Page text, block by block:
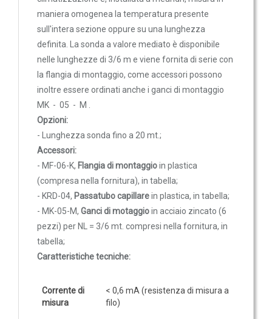
9,38 € 9,87 €
MK-05_M
Ganci di montaggio in acciaio zincato
(6 pezzi) per termostati antigelo e sonde a valore mediato
10,39 € 10,94 €
maniera omogenea la temperatura presente
sull'intera sezione oppure su una lunghezza
definita. La sonda a valore mediato è disponibile
nelle lunghezze di 3/6 m e viene fornita di serie con
la flangia di montaggio, come accessori possono
inoltre essere ordinati anche i ganci di montaggio
MK - 05 - M .
Opzioni:
- Lunghezza sonda fino a 20 mt.;
Accessori:
- MF-06-K, Flangia di montaggioin plastica
(compresa nella fornitura), in tabella;
- KRD-04, Passatubo capillarein plastica, in tabella;
- MK-05-M, Ganci di motaggioin acciaio zincato (6
pezzi) per NL = 3/6 mt. compresi nella fornitura, in
tabella;
Caratteristiche tecniche:
Corrente di
misura
< 0,6 mA (resistenza di misura a
filo)
Sonde VOC da canale
Sonde di polveri sottili PM
Sonde PM ambiente
Sonde combinate
Sonde combinate ambiente
Sonde combinate da canale
MOVIMENTO
Sensori di luminosità
Sensori di movimento
Sensori di luminosità e movimento
Sensori di luminosità movimento e
temperatura